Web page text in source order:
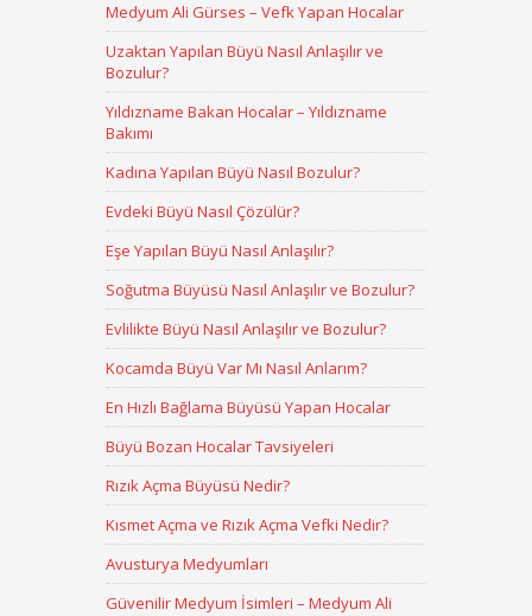
Medyum Ali Gürses – Vefk Yapan Hocalar
Uzaktan Yapılan Büyü Nasıl Anlaşılır ve
Bozulur?
Yıldızname Bakan Hocalar – Yıldızname
Bakımı
Kadına Yapılan Büyü Nasıl Bozulur?
Evdeki Büyü Nasıl Çözülür?
Eşe Yapılan Büyü Nasıl Anlaşılır?
Soğutma Büyüsü Nasıl Anlaşılır ve Bozulur?
Evlilikte Büyü Nasıl Anlaşılır ve Bozulur?
Kocamda Büyü Var Mı Nasıl Anlarım?
En Hızlı Bağlama Büyüsü Yapan Hocalar
Büyü Bozan Hocalar Tavsiyeleri
Rızık Açma Büyüsü Nedir?
Kısmet Açma ve Rızık Açma Vefki Nedir?
Avusturya Medyumları
Güvenilir Medyum İsimleri – Medyum Ali